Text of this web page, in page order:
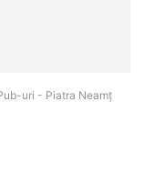
uri - Piatra Neamţ